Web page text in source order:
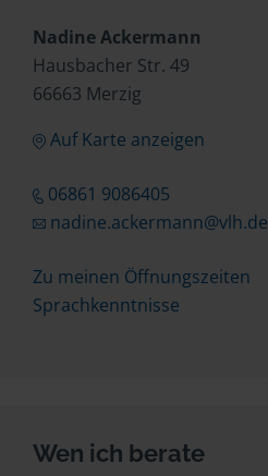
Nadine Ackermann
Hausbacher Str. 49
66663 Merzig
Auf Karte anzeigen
06861 9086405
nadine.ackermann@vlh.de
Zu meinen Öffnungszeiten
Sprachkenntnisse
Wen ich berate